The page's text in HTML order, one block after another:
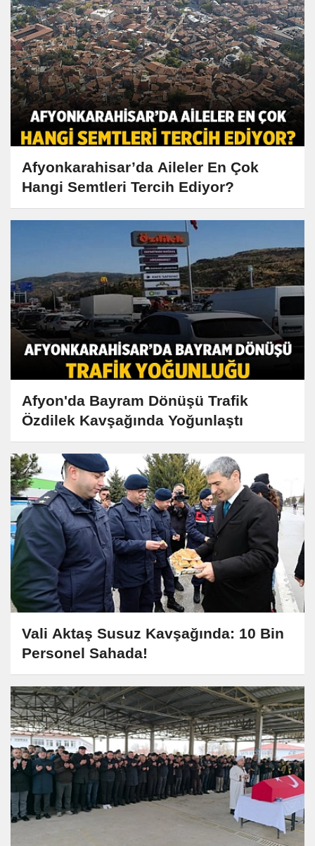
Afyonkarahisar’da Aileler En Çok
Hangi Semtleri Tercih Ediyor?
Afyon'da Bayram Dönüşü Trafik
Özdilek Kavşağında Yoğunlaştı
Vali Aktaş Susuz Kavşağında: 10 Bin
Personel Sahada!